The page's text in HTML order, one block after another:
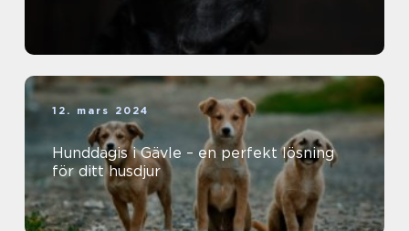
12. mars 2024
Hunddagis i Gävle – en perfekt lösning
för ditt husdjur